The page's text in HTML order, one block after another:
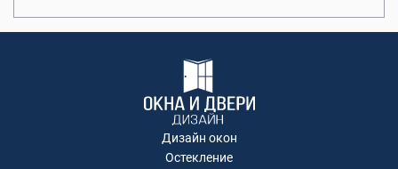
Дизайн окон
Остекление